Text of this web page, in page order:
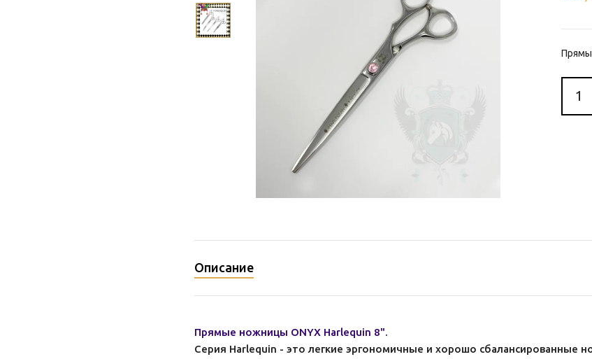
Описание
Прямые ножницы ONYX Harlequin 8".
Серия Harlequin - это легкие эргономичные и хорошо сбалансированные